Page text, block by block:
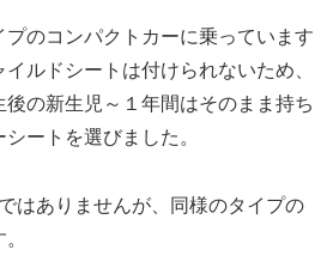
のコンパクトカーに乗っています
ルドシートは付けられないため、
の新生児～１年間はそのまま持ち
ートを選びました。
はありませんが、同様のタイプの